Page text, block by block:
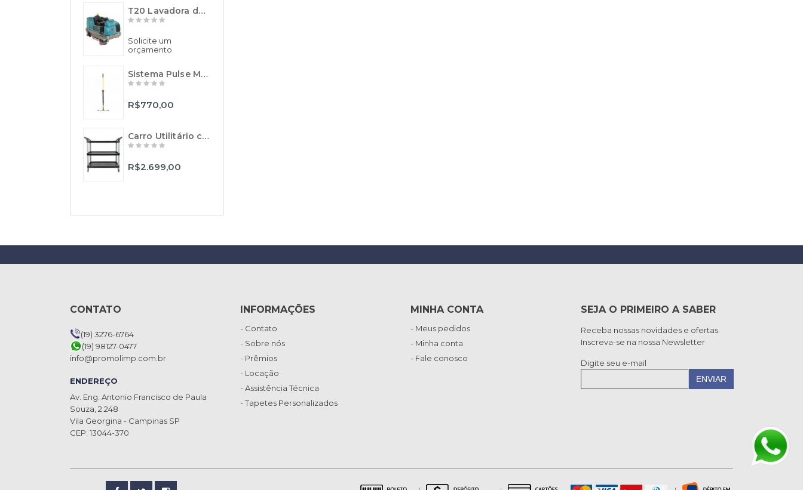
T20 Lavadora de Piso Industrial de Operação a Bordo - TENNANT
Solicite um
orçamento
Sistema Pulse Mop com Aplicador de Líquidos - Rubbermaid
R$770,00
Carro Utilitário com 3 Prateleiras XTRA - Preto - Rubbermaid
R$2.699,00
CONTATO
(19) 3276-6764
(19) 98127-0477
info@promolimp.com.br
ENDEREÇO
Av. Eng. Antonio Francisco de Paula
Souza, 2.248
Vila Georgina - Campinas SP
CEP: 13044-370
INFORMAÇÕES
- Contato
- Sobre nós
- Prêmios
- Locação
- Assistência Técnica
- Tapetes Personalizados
MINHA CONTA
- Meus pedidos
- Minha conta
- Fale conosco
SEJA O PRIMEIRO A SABER
Receba nossas novidades e ofertas.
Inscreva-se na nossa Newsletter
Digite seu e-mail
ENVIAR